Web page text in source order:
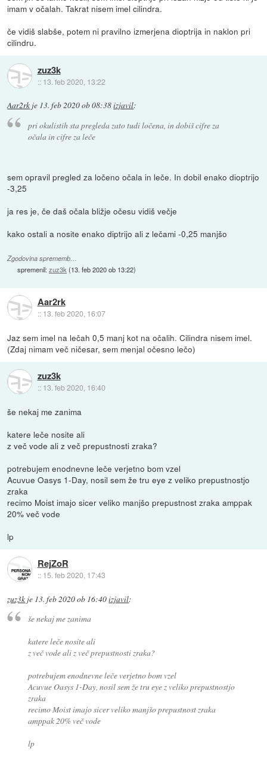
imam v očalah. Takrat nisem imel cilindra.
če vidiš slabše, potem ni pravilno izmerjena dioptrija in naklon pri
cilindru.
zuz3k
:: 13. feb 2020, 13:22
Aar2rk je 13. feb 2020 ob 08:38izjavil:
pri okulistih sta pregleda zato tudi ločena, in dobiš cifre za
očala in cifre za leče
sem opravil pregled za ločeno očala in leče. In dobil enako dioptrijo
-3,25
ja res je, če daš očala bližje očesu vidiš večje
kako ostali a nosite enako diptrijo ali z lečami -0,25 manjšo
Zgodovina sprememb…
spremenil:zuz3k (13. feb 2020 ob 13:22)
Aar2rk
:: 13. feb 2020, 16:07
Jaz sem imel na lečah 0,5 manj kot na očalih. Cilindra nisem imel.
(Zdaj nimam več ničesar, sem menjal očesno lečo)
zuz3k
:: 13. feb 2020, 16:40
še nekaj me zanima
katere leče nosite ali
z več vode ali z več prepustnosti zraka?
potrebujem enodnevne leče verjetno bom vzel
Acuvue Oasys 1-Day, nosil sem že tru eye z veliko prepustnostjo
zraka
recimo Moist imajo sicer veliko manjšo prepustnost zraka amppak
20% več vode
lp
RejZoR
:: 15. feb 2020, 17:43
zuz3k je 13. feb 2020 ob 16:40izjavil:
še nekaj me zanima
katere leče nosite ali
z več vode ali z več prepustnosti zraka?
potrebujem enodnevne leče verjetno bom vzel
Acuvue Oasys 1-Day, nosil sem že tru eye z veliko prepustnostjo
zraka
recimo Moist imajo sicer veliko manjšo prepustnost zraka
amppak 20% več vode
lp